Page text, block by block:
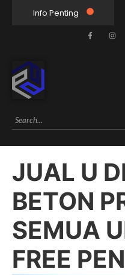
Info Penting
JUAL U
BETON
SEMUA
FREE